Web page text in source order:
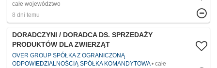
całe województwo
8 dni temu
DORADCZYNI / DORADCA DS. SPRZEDAŻY
PRODUKTÓW DLA ZWIERZĄT
OVER GROUP SPÓŁKA Z OGRANICZONĄ
ODPOWIEDZIALNOŚCIĄ SPÓŁKA KOMANDYTOWA
całe